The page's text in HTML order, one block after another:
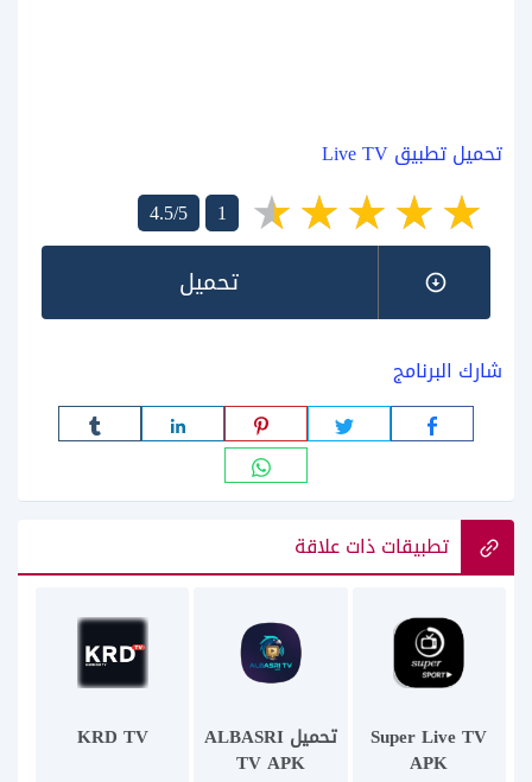
تحميل تطبيق Live TV
4.5/5
1
تحميل
شارك البرنامج
تطبيقات ذات علاقة
Super Live TV
APK
تحميل ALBASRI
TV APK
KRD TV